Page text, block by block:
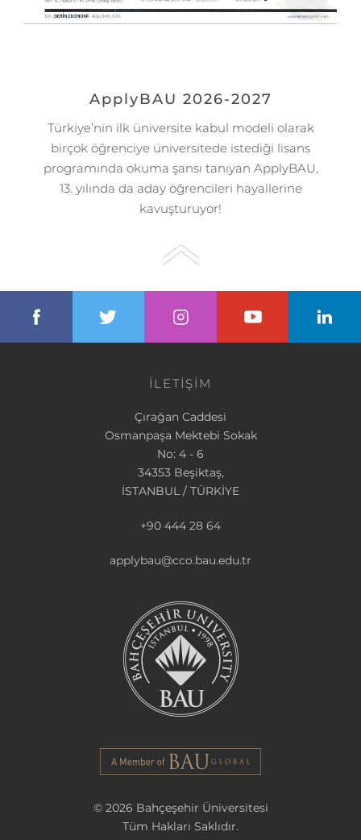
ApplyBAU 2026-2027
Türkiye’nin ilk üniversite kabul modeli olarak
birçok öğrenciye üniversitede istediği lisans
programında okuma şansı tanıyan ApplyBAU,
13. yılında da aday öğrencileri hayallerine
kavuşturuyor!
İLETİŞİM
Çırağan Caddesi
Osmanpaşa Mektebi Sokak
No: 4 - 6
34353 Beşiktaş,
İSTANBUL / TÜRKİYE
+90 444 28 64
applybau@cco.bau.edu.tr
© 2026 Bahçeşehir Üniversitesi
Tüm Hakları Saklıdır.